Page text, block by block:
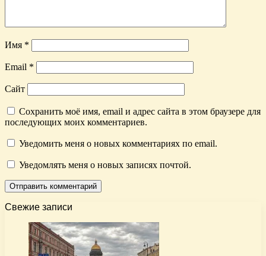
Имя *
Email *
Сайт
Сохранить моё имя, email и адрес сайта в этом браузере для
последующих моих комментариев.
Уведомить меня о новых комментариях по email.
Уведомлять меня о новых записях почтой.
Свежие записи